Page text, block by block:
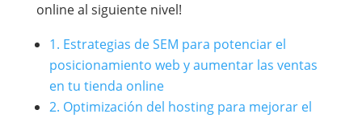
online al siguiente nivel!
1. Estrategias de SEM para potenciar el
posicionamiento web y aumentar las ventas
en tu tienda online
2. Optimización del hosting para mejorar el